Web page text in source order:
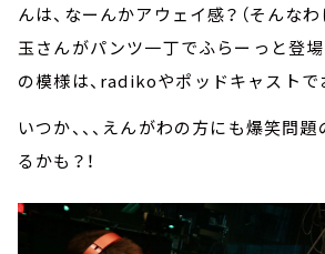
んは、なーんかアウェイ感？（そんなわ
玉さんがパンツ一丁でふらーっと登
の模様は、radikoやポッドキャストで
いつか、、、えんがわの方にも爆笑問
るかも？！